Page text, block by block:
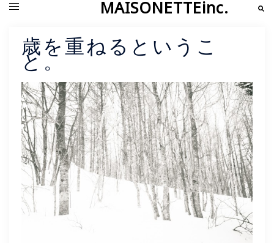
ト
MAISONETTEinc. 検
索
歳を重ねるというこ
と。